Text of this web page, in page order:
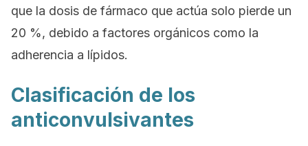
que la dosis de fármaco que actúa solo pierde un
20 %, debido a factores orgánicos como la
adherencia a lípidos.
Clasificación de los
anticonvulsivantes